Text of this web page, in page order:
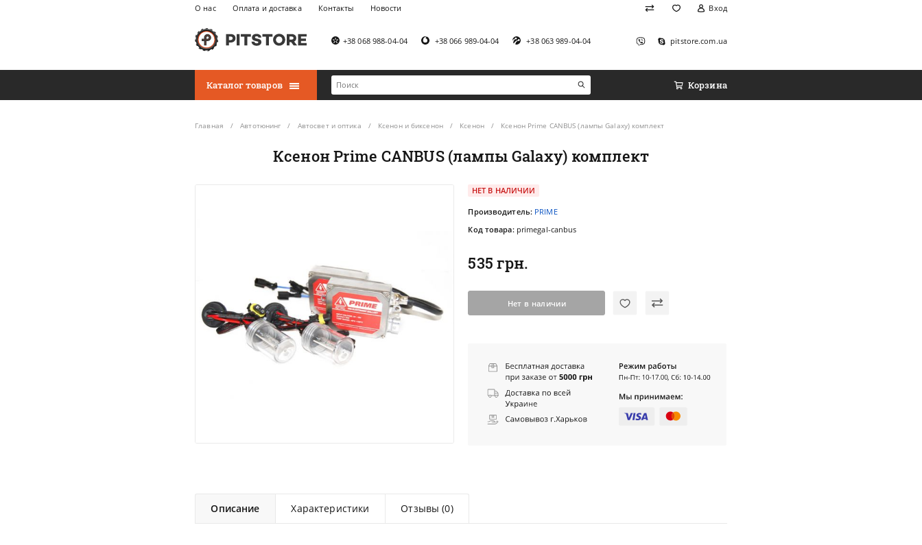
О нас Оплата и доставка Контакты Новости Вход
+38 068 988-04-04 +38 066 989-04-04 +38 063 989-04-04 pitstore.com.ua
Каталог товаров Корзина
Главная Автотюнинг Автосвет и оптика Ксенон и биксенон Ксенон Ксенон Prime CANBUS (лампы Galaxy) комплект
Ксенон Prime CANBUS (лампы Galaxy) комплект
НЕТ В НАЛИЧИИ
Производитель: PRIME
Код товара: primegal-canbus
535 грн.
Нет в наличии
Описание Характеристики Отзывы (0)